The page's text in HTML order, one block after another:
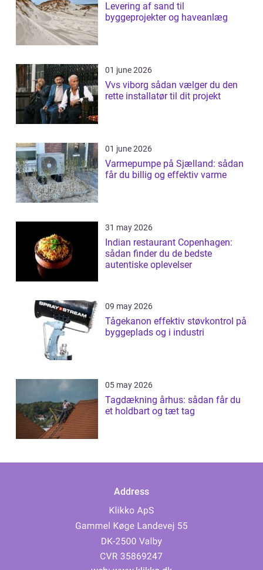
Levering af sand til
byggeprojekter og haveanlæg
01 june 2026
Vvs viborg sådan vælger du den
rette installatør til dit projekt
01 june 2026
Varmepumpe på Sjælland: sådan
får du billig og effektiv varme
31 may 2026
Indian restaurant Copenhagen:
sådan finder du de bedste
autentiske oplevelser
09 may 2026
Tågekanon effektiv støvkontrol på
byggeplads og i industri
05 may 2026
Tagdækning århus: sådan får du
et holdbart og tæt tag
Address